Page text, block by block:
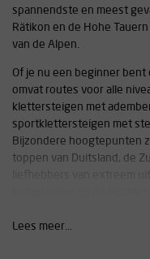
spannendste en meest
Rätikon en de Hohe
van de Alpen.
Of je nu een beginner
omvat routes voor alle
klettersteigen met
sportklettersteigen met
Bijzondere hoogtepunten
toppen van Duitsland, de
Lees meer...